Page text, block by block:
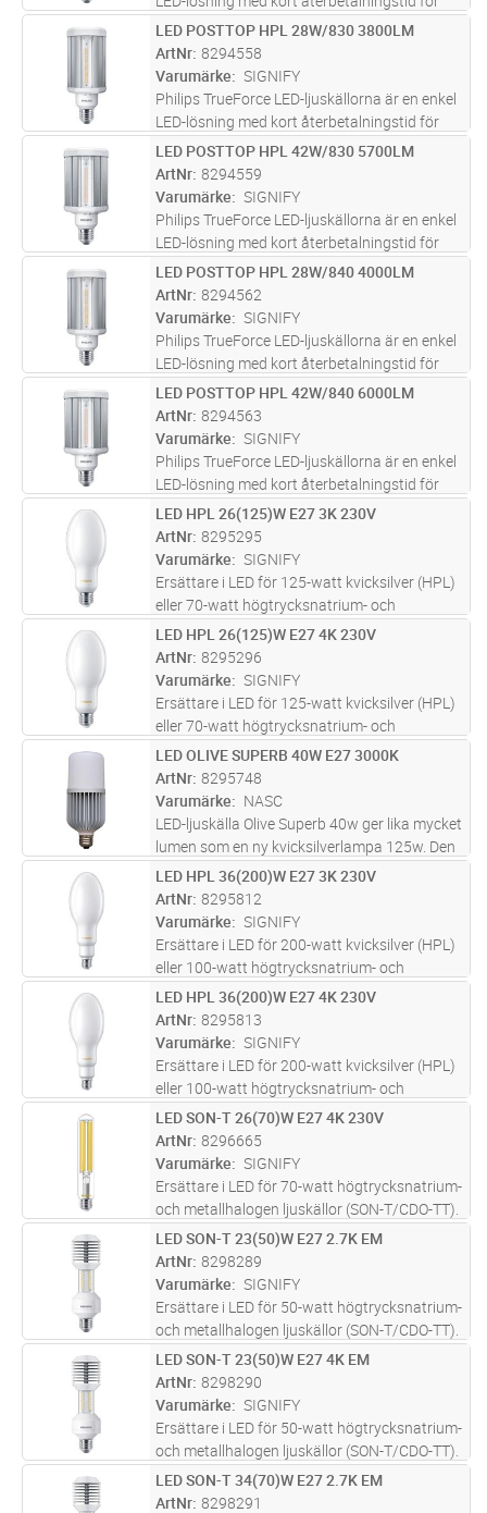
ersättning av befintliga urladdningsljuskällor
(HID). TrueForce är den bästa möjliga
ersättningen till urladd
ST Lägg i kundvagn
LED POSTTOP HPL 28W/830 3800LM
ArtNr 8294558
Varumärke
SIGNIFY
Philips TrueForce LED-ljuskällorna är en enkel
LED-lösning med kort återbetalningstid för
ersättning av befintliga urladdningsljuskällor
(HID). TrueForce är den bästa möjliga
ersättningen till urladd
ST Lägg i kundvagn
LED POSTTOP HPL 42W/830 5700LM
ArtNr 8294559
Varumärke
SIGNIFY
Philips TrueForce LED-ljuskällorna är en enkel
LED-lösning med kort återbetalningstid för
ersättning av befintliga urladdningsljuskällor
(HID). TrueForce är den bästa möjliga
ersättningen till urladd
ST Lägg i kundvagn
LED POSTTOP HPL 28W/840 4000LM
ArtNr 8294562
Varumärke
SIGNIFY
Philips TrueForce LED-ljuskällorna är en enkel
LED-lösning med kort återbetalningstid för
ersättning av befintliga urladdningsljuskällor
(HID). TrueForce är den bästa möjliga
ersättningen till urladd
ST Lägg i kundvagn
LED POSTTOP HPL 42W/840 6000LM
ArtNr 8294563
Varumärke
SIGNIFY
Philips TrueForce LED-ljuskällorna är en enkel
LED-lösning med kort återbetalningstid för
ersättning av befintliga urladdningsljuskällor
(HID). TrueForce är den bästa möjliga
ersättningen till urladd
ST Lägg i kundvagn
LED HPL 26(125)W E27 3K 230V
ArtNr 8295295
Varumärke
SIGNIFY
Ersättare i LED för 125-watt kvicksilver (HPL)
eller 70-watt högtrycksnatrium- och
metallhalogen ljuskällor (SON/CDO). Sparar
upp till 75% mot traditionella
urladdningslampor. Varmvit 3000K. Skall
en...läs mer
ST Lägg i kundvagn
LED HPL 26(125)W E27 4K 230V
ArtNr 8295296
Varumärke
SIGNIFY
Ersättare i LED för 125-watt kvicksilver (HPL)
eller 70-watt högtrycksnatrium- och
metallhalogen ljuskällor (SON/CDO). Sparar
upp till 75% mot traditionella
urladdningslampor. Kallvit 4000K. Skall
en...läs mer
ST Lägg i kundvagn
LED OLIVE SUPERB 40W E27 3000K
ArtNr 8295748
Varumärke
NASC
LED-ljuskälla Olive Superb 40w ger lika mycket
lumen som en ny kvicksilverlampa 125w. Den
fungerar bra i miljöer där ni vill ha mycket ljus,
som exempelvis belysning av
cykel/gångvägar, parkeringar,
ST Lägg i kundvagn
LED HPL 36(200)W E27 3K 230V
ArtNr 8295812
Varumärke
SIGNIFY
Ersättare i LED för 200-watt kvicksilver (HPL)
eller 100-watt högtrycksnatrium- och
metallhalogen ljuskällor (SON/CDO). Sparar
upp till 75% mot traditionella
urladdningslampor. Varmvit 3000K. Ska
mer
ST Lägg i kundvagn
LED HPL 36(200)W E27 4K 230V
ArtNr 8295813
Varumärke
SIGNIFY
Ersättare i LED för 200-watt kvicksilver (HPL)
eller 100-watt högtrycksnatrium- och
metallhalogen ljuskällor (SON/CDO). Sparar
upp till 75% mot traditionella
urladdningslampor. Kallvit 4000K. Ska
mer
ST Lägg i kundvagn
LED SON-T 26(70)W E27 4K 230V
ArtNr 8296665
Varumärke
SIGNIFY
Ersättare i LED för 70-watt högtrycksnatrium-
och metallhalogen ljuskällor (SON-T/CDO-TT).
Sparar upp till 65% mot traditionella
urladdningslampor. Kallvit 4000K. Skall
endast monteras vid direkt nät
ST Lägg i kundvagn
LED SON-T 23(50)W E27 2.7K EM
ArtNr 8298289
Varumärke
SIGNIFY
Ersättare i LED för 50-watt högtrycksnatrium-
och metallhalogen ljuskällor (SON-T/CDO-TT).
Sparar upp till 55% mot traditionella
urladdningslampor. Extra varmvit 2700K.
Skall endast monteras och
ST Lägg i kundvagn
LED SON-T 23(50)W E27 4K EM
ArtNr 8298290
Varumärke
SIGNIFY
Ersättare i LED för 50-watt högtrycksnatrium-
och metallhalogen ljuskällor (SON-T/CDO-TT).
Sparar upp till 55% mot traditionella
urladdningslampor. Kallvit 4000K. Skall
ST Lägg i kundvagn
LED SON-T 34(70)W E27 2.7K EM
ArtNr 8298291